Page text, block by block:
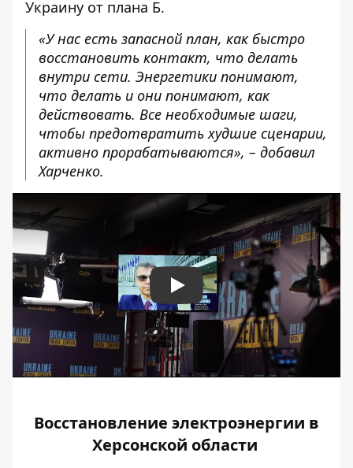
Украину от плана Б.
«У нас есть запасной план, как быстро
восстановить контакт, что делать
внутри сети. Энергетики понимают,
что делать и они понимают, как
действовать. Все необходимые шаги,
чтобы предотвратить худшие сценарии,
активно прорабатываются», – добавил
Харченко.
Play
Восстановление электроэнергии в
Херсонской области